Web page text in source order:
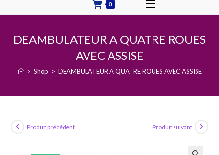
0
DEAMBULATEUR A QUATRE ROUES
AVEC ASSISE
> Shop > DEAMBULATEUR A QUATRE ROUES AVEC ASSISE
Produit précédent Produit suivant